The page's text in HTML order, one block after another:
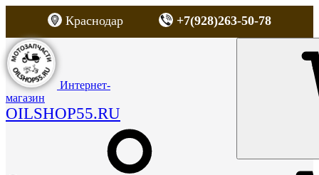
Краснодар +7(928)263-50-78
Интернет-
магазин
OILSHOP55.RU